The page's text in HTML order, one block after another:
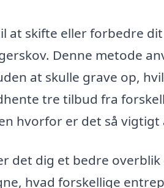
at skifte eller forbedre
Denne metode
at skulle grave op,
tre tilbud fra
hvorfor er det så
det dig et bedre
hvad forskellige